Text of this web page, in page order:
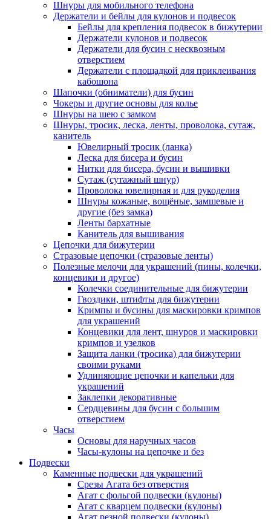
Шнуры для мобильного телефона
Держатели и бейлы для кулонов и подвесок
Бейлы для крепления подвесок в бижутерии
Держатели кулонов и подвесок
Держатели для бусин с несквозным
отверстием
Держатели с площадкой для приклеивания
кабошона
Шапочки (обниматели) для бусин
Чокеры и другие основы для колье
Шнуры на шею с замком
Шнуры, тросик, леска, ленты, проволока, сутаж,
канитель
Ювелирный тросик (ланка)
Леска для бисера и бусин
Нитки для бисера, бусин и вышивки
Сутаж (сутажный шнур)
Проволока ювелирная и для рукоделия
Шнуры кожаные, вощёные, замшевые и
другие (без замка)
Ленты бархатные
Канитель для вышивания
Цепочки для бижутерии
Стразовые цепочки (стразовые ленты)
Полезные мелочи для украшений (пины, колечки,
концевики и другое)
Колечки соединительные для бижутерии
Гвоздики, штифты для бижутерии
Кримпы и бусины для маскировки кримпов
для украшений
Концевики для лент, шнуров и маскировки
кримпов и узелков
Защита ланки (тросика) для бижутерии
своими руками
Удлиняющие цепочки и капельки для
украшений
Заклепки декоративные
Сердцевины для бусин с большим
отверстием
Часы
Основы для наручных часов
Часы-кулоны на цепочке и без
Подвески
Каменные подвески для украшений
Срезы Агата без отверстия
Агат с фольгой подвески (кулоны)
Агат с кварцем подвески (кулоны)